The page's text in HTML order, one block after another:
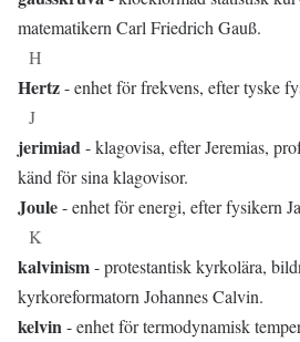
matematikern Carl Friedrich Gauß.
H
Hertz- enhet för frekvens, efter tyske
J
jerimiad- klagovisa, efter Jeremias,
känd för sina klagovisor.
Joule- enhet för energi, efter fysikern
K
kalvinism- protestantisk kyrkolära,
kyrkoreformatorn Johannes Calvin.
kelvin- enhet för termodynamisk